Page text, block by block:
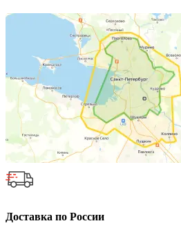
Доставка по России